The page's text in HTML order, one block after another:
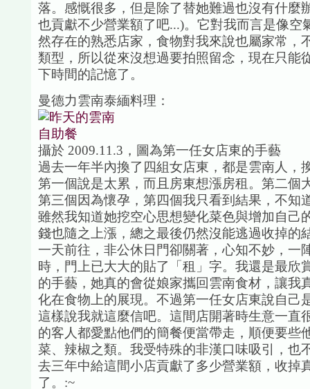
落。感慨很多，但是除了替她難過也沒有什麼
也貢獻不少營業額了吧...)。它對我而言是像空
然存在的熟悉店家，食物對我來說也屬家常，
類型，所以從來沒想過要拍照留念，現在只能
下時間的記憶了。
曼德力雲南泰緬料理：
攝於 2009.11.3，圖為第一任女店東的手藝
過去一年半內換了四組女店東，都是雲南人，
第一個說是太累，而且房東想漲房租。第二個
第三個因為懷孕，第四個我只看到結果，不知
雖然我知道她挖空心思想變化菜色與增加自己
錢也隨之上漲，總之最後仍然沒能逃過收掉的
一天前往，非公休日門卻關著，心知不妙，一
時，門上已大大的貼了「租」字。我還是最欣
的手藝，她真的會從娘家攜回雲南食材，讓我
化在食物上的展現。不過第一任女店東說自己
這樣說我就這麼信吧。這間店開著時生意一直
的客人都愛點他們的簡餐便當帶走，順便要些
菜、辣椒之類。我受特殊的非漢口味吸引，也
去三年中給這間小店貢獻了多少營業額，收掉
了。:~